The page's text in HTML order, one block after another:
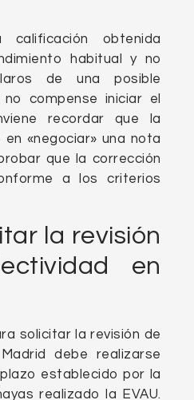
obtenida
habitual y no
de una posible
compense iniciar el
recordar que la
«negociar» una nota
que la corrección
a los criterios
la revisión
en
solicitar la revisión de
debe realizarse
establecido por la
realizado la EVAU.